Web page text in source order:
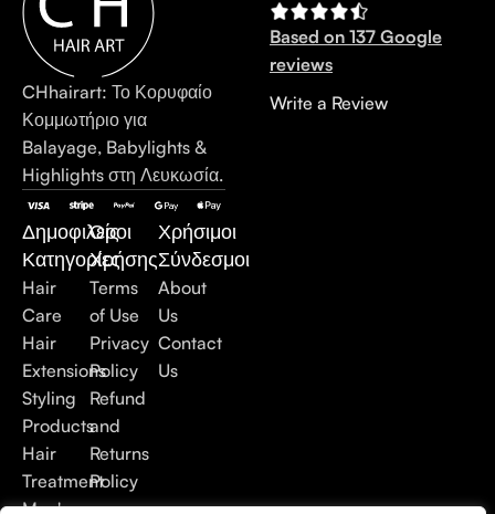
CHhairart: Το Κορυφαίο
Κομμωτήριο για
Balayage, Babylights &
Highlights στη Λευκωσία.
Δημοφιλείς
Κατηγορίες
Hair
Care
Hair
Extensions
Styling
Products
Hair
Treatment
Men's
Όροι
Χρήσης
Terms
of Use
Privacy
Policy
Refund
and
Returns
Policy
Χρήσιμοι
Σύνδεσμοι
About
Us
Contact
Us
Based on 137 Google
reviews
Write a Review